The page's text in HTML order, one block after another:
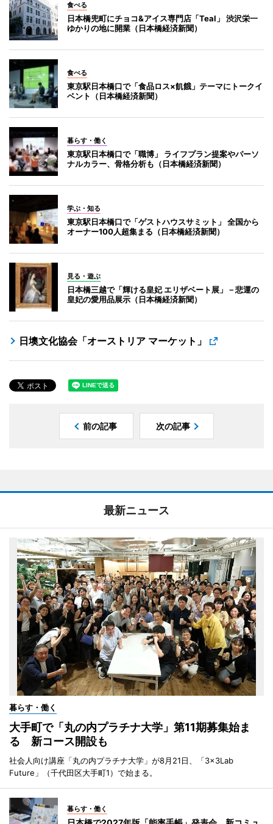
食べる
日本橋兜町にチョコ&アイス専門店「Teal」 渋沢栄一
ゆかりの地に開業（日本橋経済新聞）
食べる
東京駅日本橋口で「食品ロス×飢餓」テーマにトークイ
ベント（日本橋経済新聞）
暮らす・働く
東京駅日本橋口で「職博」 ライフプラン提案やパーソ
ナルカラー、骨格分析も（日本橋経済新聞）
学ぶ・知る
東京駅日本橋口で「ゲストハウスサミット」 全国から
オーナー100人超集まる（日本橋経済新聞）
見る・遊ぶ
日本橋三越で「輝ける皇妃 エリザベート展」－悲運の
皇妃の愛用品展示（日本橋経済新聞）
日墺文化協会「オーストリア マーケット」
前の記事 次の記事
最新ニュース
暮らす・働く
大手町で「丸の内プラチナ大学」第11期募集始ま
る 新コース開設も
社会人向け講座「丸の内プラチナ大学」が8月21日、「3×3Lab
Future」（千代田区大手町1）で始まる。
暮らす・働く